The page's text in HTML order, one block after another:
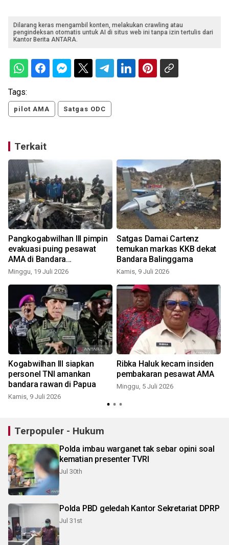
Dilarang keras mengambil konten, melakukan crawling atau
pengindeksan otomatis untuk AI di situs web ini tanpa izin tertulis dari
Kantor Berita ANTARA.
Tags:
pilot AMA Satgas ODC
Terkait
Pangkogabwilhan III pimpin
evakuasi puing pesawat
AMA di Bandara
Balinggama, Yahukimo
Minggu, 19 Juli 2026
Satgas Damai Cartenz
temukan markas KKB dekat
Bandara Balinggama
Kamis, 9 Juli 2026
Kogabwilhan III siapkan
personel TNI amankan
bandara rawan di Papua
Kamis, 9 Juli 2026
Ribka Haluk kecam insiden
pembakaran pesawat AMA
Minggu, 5 Juli 2026
Terpopuler - Hukum
Polda imbau warganet tak sebar opini soal
kematian presenter TVRI
Jul 30th
Polda PBD geledah Kantor Sekretariat DPRP
Jul 31st